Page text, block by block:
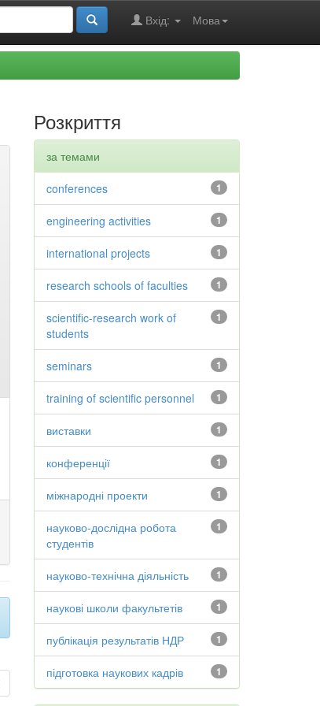
Мова
Вхід:
Розкриття
за темами
1
conferences
1
engineering activities
1
international projects
1
research schools of faculties
1
scientific-research work of
students
1
seminars
1
training of scientific personnel
1
виставки
1
конференції
1
міжнародні проекти
1
науково-дослідна робота
студентів
1
науково-технічна діяльність
1
наукові школи факультетів
1
публікація результатів НДР
1
підготовка наукових кадрів